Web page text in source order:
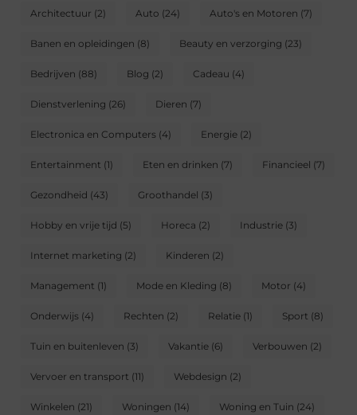
Architectuur (2) Auto (24) Auto's en Motoren (7)
Banen en opleidingen (8) Beauty en verzorging (23)
Bedrijven (88) Blog (2) Cadeau (4)
Dienstverlening (26) Dieren (7)
Electronica en Computers (4) Energie (2)
Entertainment (1) Eten en drinken (7) Financieel (7)
Gezondheid (43) Groothandel (3)
Hobby en vrije tijd (5) Horeca (2) Industrie (3)
Internet marketing (2) Kinderen (2)
Management (1) Mode en Kleding (8) Motor (4)
Onderwijs (4) Rechten (2) Relatie (1) Sport (8)
Tuin en buitenleven (3) Vakantie (6) Verbouwen (2)
Vervoer en transport (11) Webdesign (2)
Winkelen (21) Woningen (14) Woning en Tuin (24)